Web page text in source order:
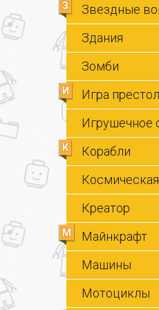
З
Звездные
Здания
Зомби
И
Игра
Игрушечное
К
Корабли
Креатор
М
Майнкрафт
Машины
Мотоциклы